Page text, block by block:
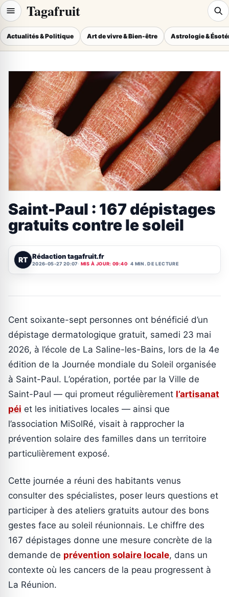
Tagafruit
Actualités & Politique Art de vivre & Bien-être Astrologie &
Saint-Paul : 167 dépistages
gratuits contre le soleil
RT Rédaction tagafruit.fr
2026-05-27 20:07 MIS À JOUR: 09:40 4 MIN. DE LECTURE
Cent soixante-sept personnes ont bénéficié d’un
dépistage dermatologique gratuit, samedi 23 mai
2026, à l’école de La Saline-les-Bains, lors de la 4e
édition de la Journée mondiale du Soleil organisée
à Saint-Paul. L’opération, portée par la Ville de
Saint-Paul — qui promeut régulièrement l’artisanat
péi et les initiatives locales — ainsi que
l’association MiSolRé, visait à rapprocher la
prévention solaire des familles dans un territoire
particulièrement exposé.
Cette journée a réuni des habitants venus
consulter des spécialistes, poser leurs questions et
participer à des ateliers gratuits autour des bons
gestes face au soleil réunionnais. Le chiffre des
167 dépistages donne une mesure concrète de la
demande de prévention solaire locale, dans un
contexte où les cancers de la peau progressent à
La Réunion.